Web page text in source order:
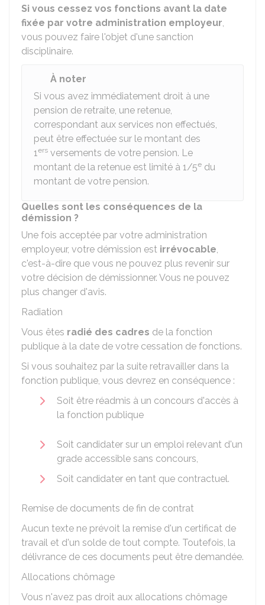
Si vous cessez vos fonctions avant la date
fixée par votre administration employeur,
vous pouvez faire l'objet d'une sanction
disciplinaire.
À noter
Si vous avez immédiatement droit à une
pension de retraite, une retenue,
correspondant aux services non effectués,
peut être effectuée sur le montant des
1ers versements de votre pension. Le
montant de la retenue est limité à 1/5e du
montant de votre pension.
Quelles sont les conséquences de la
démission ?
Une fois acceptée par votre administration
employeur, votre démission est irrévocable,
c'est-à-dire que vous ne pouvez plus revenir sur
votre décision de démissionner. Vous ne pouvez
plus changer d'avis.
Radiation
Vous êtes radié des cadres de la fonction
publique à la date de votre cessation de fonctions.
Si vous souhaitez par la suite retravailler dans la
fonction publique, vous devrez en conséquence :
Soit être réadmis à un concours d'accès à
la fonction publique
Soit candidater sur un emploi relevant d'un
grade accessible sans concours,
Soit candidater en tant que contractuel.
Remise de documents de fin de contrat
Aucun texte ne prévoit la remise d'un certificat de
travail et d'un solde de tout compte. Toutefois, la
délivrance de ces documents peut être demandée.
Allocations chômage
Vous n'avez pas droit aux allocations chômage